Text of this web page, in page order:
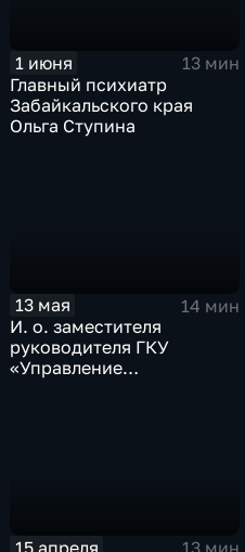
1 июня
13 мин
Главный психиатр
Забайкальского края
Ольга Ступина
13 мая
14 мин
И. о. заместителя
руководителя ГКУ
«Управление
15 апреля